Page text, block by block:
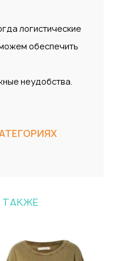
логистические
обеспечить
неудобства.